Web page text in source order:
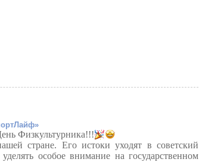
Физкультурника!!!
стране. Его истоки уходят в советский
особое внимание на государственном